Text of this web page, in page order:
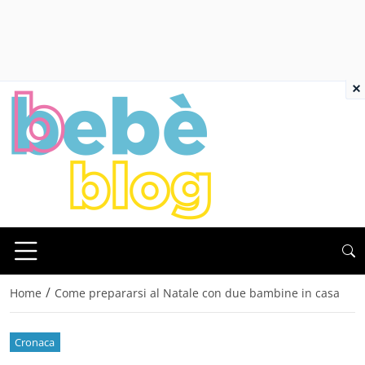
Home / Come prepararsi al Natale con due bambine in casa
Cronaca
×